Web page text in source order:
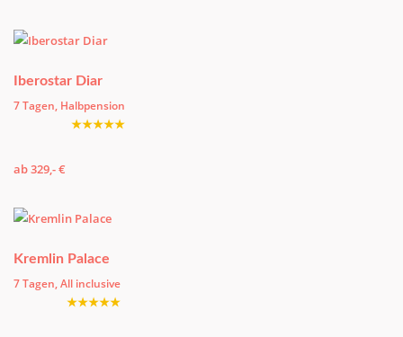
Iberostar Diar
7 Tagen, Halbpension
★★★★★
ab 329,- €
Kremlin Palace
7 Tagen, All inclusive
★★★★★